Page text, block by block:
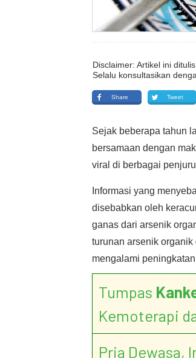
Disclaimer: Artikel ini
Selalu konsultasikan
Share Tweet
Sejak beberapa tahun
bersamaan dengan
viral di berbagai
Informasi yang
disebabkan oleh
ganas dari arsenik
turunan arsenik
mengalami
Tumpas
Kemoterapi
Pria Dewasa,